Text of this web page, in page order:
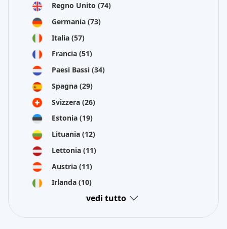
Regno Unito (74)
Germania (73)
Italia (57)
Francia (51)
Paesi Bassi (34)
Spagna (29)
Svizzera (26)
Estonia (19)
Lituania (12)
Lettonia (11)
Austria (11)
Irlanda (10)
vedi tutto